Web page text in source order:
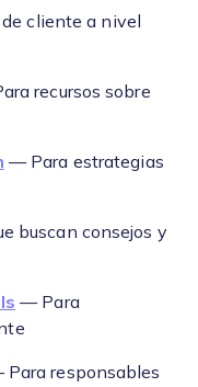
cliente a nivel
recursos sobre
— Para estrategias
buscan consejos y
— Para
responsables